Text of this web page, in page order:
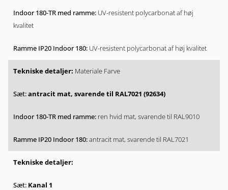
UV-resistent polycarbonat af høj
kvalitet
UV-resistent polycarbonat af høj kvalitet
Materiale Farve
antracit mat, svarende til RAL7021 (92634)
ren hvid mat, svarende til RAL9010
antracit mat, svarende til RAL7021
Kanal 1